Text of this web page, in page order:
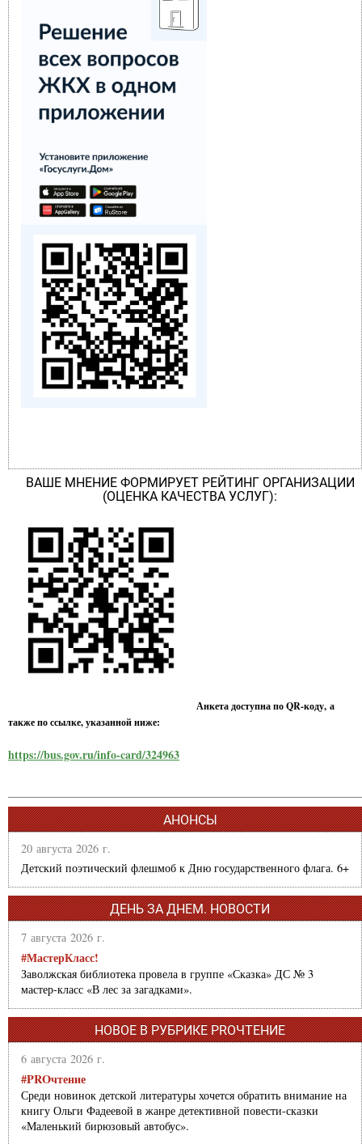
ВАШЕ МНЕНИЕ ФОРМИРУЕТ РЕЙТИНГ ОРГАНИЗАЦИИ
(ОЦЕНКА КАЧЕСТВА УСЛУГ):
Анкета доступна по QR-коду, а
также по ссылке, указанной ниже:
https://bus.gov.ru/info-card/324963
АНОНСЫ
20 августа 2026 г.
Детский поэтический флешмоб к Дню государственного флага. 6+
ДЕНЬ ЗА ДНЕМ. НОВОСТИ
7 августа 2026 г.
#МастерКласс!
Заволжская библиотека провела в группе «Сказка» ДС № 3
мастер-класс «В лес за загадками».
НОВОЕ В РУБРИКЕ PROЧТЕНИЕ
6 августа 2026 г.
#PROчтение
Среди новинок детской литературы хочется обратить внимание на
книгу Ольги Фадеевой в жанре детективной повести-сказки
«Маленький бирюзовый автобус».